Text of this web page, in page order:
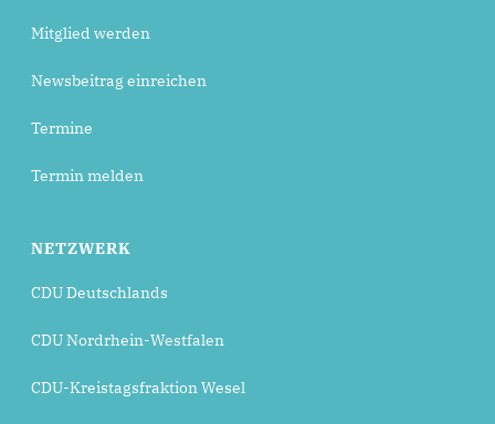
Mitglied werden
Newsbeitrag einreichen
Termine
Termin melden
NETZWERK
CDU Deutschlands
CDU Nordrhein-Westfalen
CDU-Kreistagsfraktion Wesel